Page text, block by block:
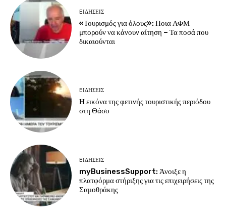
EΙΔΗΣΕΙΣ
«Τουρισμός για όλους»: Ποια ΑΦΜ
μπορούν να κάνουν αίτηση – Τα ποσά που
δικαιούνται
EΙΔΗΣΕΙΣ
Η εικόνα της φετινής τουριστικής περιόδου
στη Θάσο
EΙΔΗΣΕΙΣ
myBusinessSupport: Άνοιξε η
πλατφόρμα στήριξης για τις επιχειρήσεις της
Σαμοθράκης